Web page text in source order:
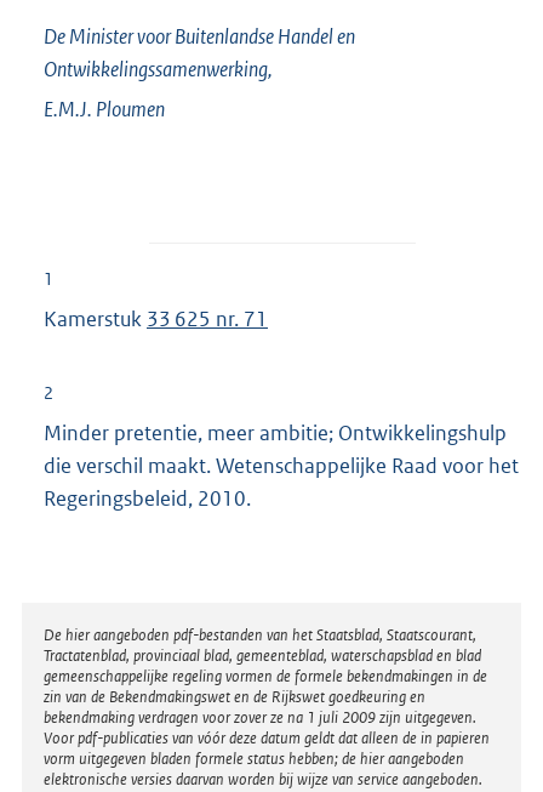
De Minister voor Buitenlandse Handel en
Ontwikkelingssamenwerking,
E.M.J. Ploumen
1
Kamerstuk 33 625 nr. 71
2
Minder pretentie, meer ambitie; Ontwikkelingshulp
die verschil maakt. Wetenschappelijke Raad voor het
Regeringsbeleid, 2010.
Disclaimer
De hier aangeboden pdf-bestanden van het Staatsblad, Staatscourant,
Tractatenblad, provinciaal blad, gemeenteblad, waterschapsblad en blad
gemeenschappelijke regeling vormen de formele bekendmakingen in de
zin van de Bekendmakingswet en de Rijkswet goedkeuring en
bekendmaking verdragen voor zover ze na 1 juli 2009 zijn uitgegeven.
Voor pdf-publicaties van vóór deze datum geldt dat alleen de in papieren
vorm uitgegeven bladen formele status hebben; de hier aangeboden
elektronische versies daarvan worden bij wijze van service aangeboden.